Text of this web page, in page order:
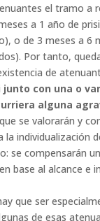
el tramo a
a 1 año de
o de 3 meses a 6
Por tanto,
de
junto con una o
alguna
se valorarán y
individualización
se compensarán
base al alcance e
que ser
de esas